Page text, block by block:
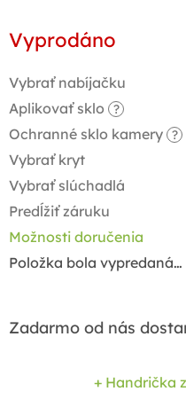
cena:
Vyprodáno
Vybrať nabíjačku
Aplikovať sklo
?
Ochranné sklo kamery ?
Vybrať kryt
Vybrať slúchadlá
Predĺžiť záruku
Možnosti doručenia
Položka bola vypredaná…
Zadarmo od nás
+ Handrička